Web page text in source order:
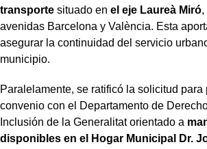
transporte situado en el eje Laureà Miró,
avenidas Barcelona y València. Esta
asegurar la continuidad del servicio
municipio.
Paralelamente, se ratificó la solicitud para
convenio con el Departamento de
Inclusión de la Generalitat orientado a
disponibles en el Hogar Municipal Dr.